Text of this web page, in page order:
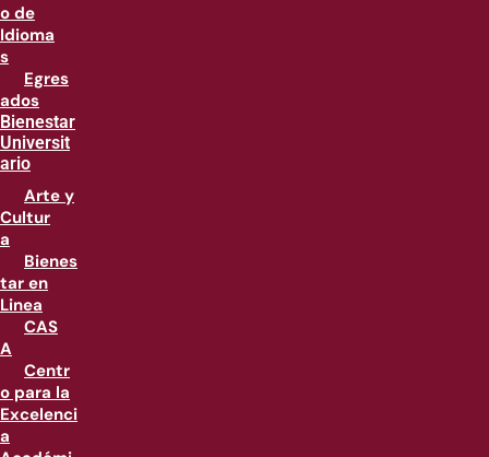
o de
Idioma
s
Egres
ados
Bienestar
Universit
ario
Arte y
Cultur
a
Bienes
tar en
Linea
CAS
A
Centr
o para la
Excelenci
a